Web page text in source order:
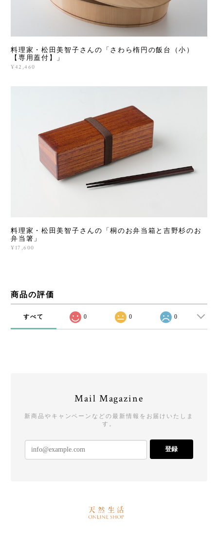
料理家・松田美智子さんの「さわら楕円の飯台（小）
【専用蓋付】」
¥42,460
料理家・松田美智子さんの「桐のお弁当箱と吉野杉のお
弁当箸」
¥17,600
商品の評価
すべて 0 0 0
Mail Magazine
新商品やキャンペーンなどの最新情報をお届けいたしま
す。
登録